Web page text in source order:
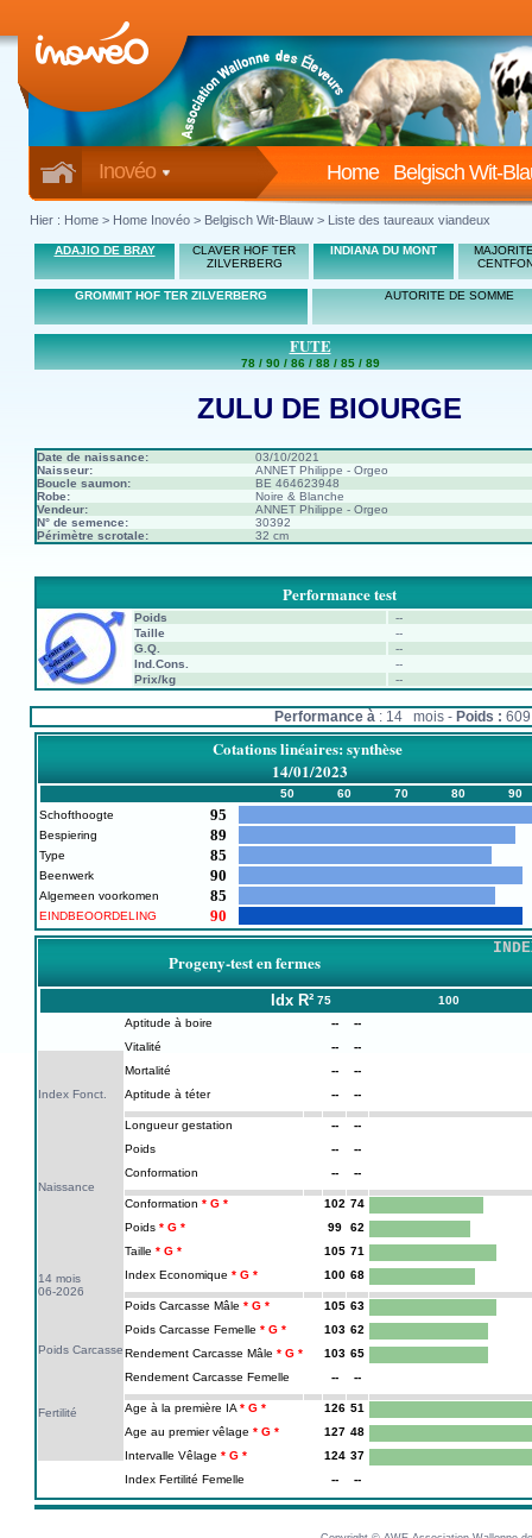
Inovéo Belgisch Wit-
Home
Hier : Home > Home Inovéo > Belgisch Wit-Blauw > Liste des taureaux viandeux
ADAJIO DE BRAY
CLAVER HOF TER
ZILVERBERG
INDIANA DU MONT
GROMMIT HOF TER ZILVERBERG AUTORITE DE SOMME
FUTE
78 / 90 / 86 / 88 / 85 / 89
ZULU DE BIOURGE
Date de naissance:
03/10/2021
Naisseur:
ANNET Philippe - Orgeo
Boucle saumon:
BE 464623948
Robe:
Noire & Blanche
Vendeur:
ANNET Philippe - Orgeo
N° de semence:
30392
Périmètre scrotale:
32 cm
Performance test
Poids
--
Taille
--
G.Q.
--
Ind.Cons.
--
Prix/kg
--
Performance à: 14 mois - Poids :
Cotations linéaires: synthèse
14/01/2023
50 60 70 80
90
Schofthoogte
95
Bespiering 89
Type 85
Beenwerk 90
Algemeen voorkomen 85
EINDBEOORDELING 90
Progeny-test en fermes
Idx R² 75 100
Index Fonct.
Naissance
14 mois
06-2026
Poids Carcasse
Fertilité
Aptitude à boire --
--
Vitalité
--
--
Mortalité
--
--
Aptitude à téter
-- --
Longueur gestation --
--
Poids
--
--
Conformation
-- --
Conformation 102 74
Poids
99
62
Taille
105 71
Index Economique
100 68
Poids Carcasse Mâle 105 63
Poids Carcasse Femelle
103 62
Rendement Carcasse Mâle
103 65
Rendement Carcasse Femelle
-- --
Age à la première IA 126 51
Age au premier vêlage
127 48
Intervalle Vêlage
124 37
Index Fertilité Femelle
-- --